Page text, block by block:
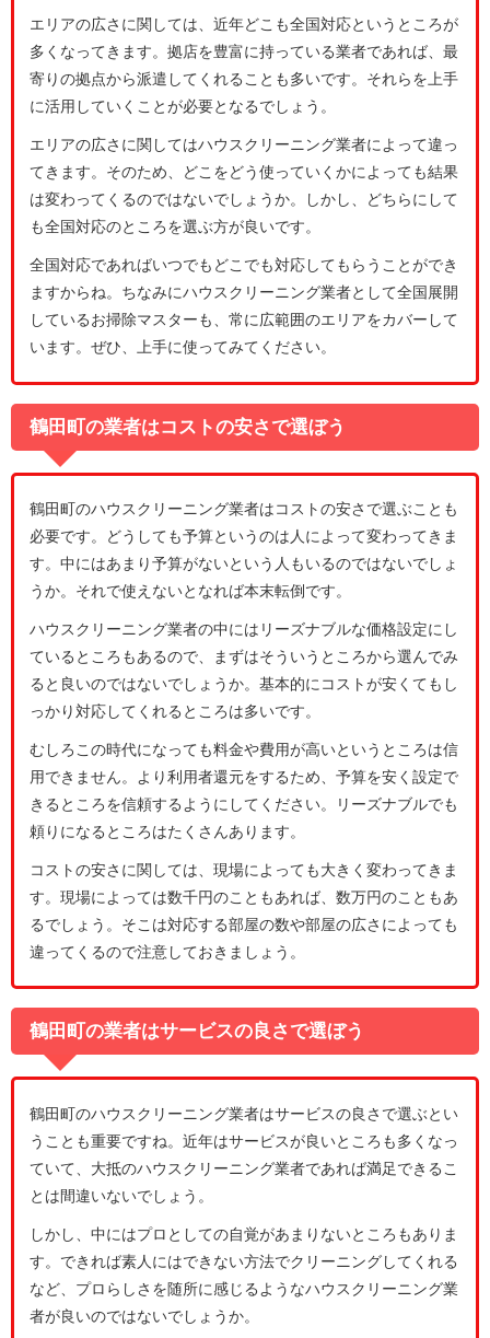
エリアの広さに関しては、近年どこも全国対応というところが
多くなってきます。拠店を豊富に持っている業者であれば、最
寄りの拠点から派遣してくれることも多いです。それらを上手
に活用していくことが必要となるでしょう。
エリアの広さに関してはハウスクリーニング業者によって違っ
てきます。そのため、どこをどう使っていくかによっても結果
は変わってくるのではないでしょうか。しかし、どちらにして
も全国対応のところを選ぶ方が良いです。
全国対応であればいつでもどこでも対応してもらうことができ
ますからね。ちなみにハウスクリーニング業者として全国展開
しているお掃除マスターも、常に広範囲のエリアをカバーして
います。ぜひ、上手に使ってみてください。
鶴田町の業者はコストの安さで選ぼう
鶴田町のハウスクリーニング業者はコストの安さで選ぶことも
必要です。どうしても予算というのは人によって変わってきま
す。中にはあまり予算がないという人もいるのではないでしょ
うか。それで使えないとなれば本末転倒です。
ハウスクリーニング業者の中にはリーズナブルな価格設定にし
ているところもあるので、まずはそういうところから選んでみ
ると良いのではないでしょうか。基本的にコストが安くてもし
っかり対応してくれるところは多いです。
むしろこの時代になっても料金や費用が高いというところは信
用できません。より利用者還元をするため、予算を安く設定で
きるところを信頼するようにしてください。リーズナブルでも
頼りになるところはたくさんあります。
コストの安さに関しては、現場によっても大きく変わってきま
す。現場によっては数千円のこともあれば、数万円のこともあ
るでしょう。そこは対応する部屋の数や部屋の広さによっても
違ってくるので注意しておきましょう。
鶴田町の業者はサービスの良さで選ぼう
鶴田町のハウスクリーニング業者はサービスの良さで選ぶとい
うことも重要ですね。近年はサービスが良いところも多くなっ
ていて、大抵のハウスクリーニング業者であれば満足できるこ
とは間違いないでしょう。
しかし、中にはプロとしての自覚があまりないところもありま
す。できれば素人にはできない方法でクリーニングしてくれる
など、プロらしさを随所に感じるようなハウスクリーニング業
者が良いのではないでしょうか。